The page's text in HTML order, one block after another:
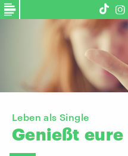
Leben als Single
Genießt eure